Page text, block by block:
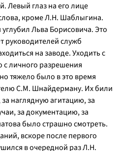
Левый глаз на его лице
кроме Л.Н. Шаблыгина.
Льва Борисовича. Это
руководителей служб
на заводе. Уходить с
личного разрешения
тяжело было в это время
С.М. Шнайдерману. Их били
наглядную агитацию, за
за документацию, за
было страшно смотреть.
вскоре после первого
в очередной раз Л.Н.